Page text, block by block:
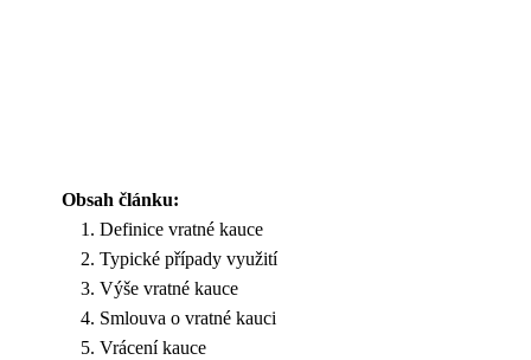
Obsah článku:
Definice vratné kauce
Typické případy využití
Výše vratné kauce
Smlouva o vratné kauci
Vrácení kauce